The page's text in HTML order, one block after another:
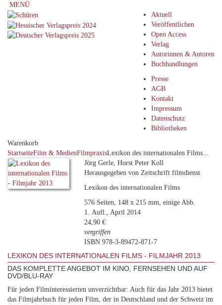
MENÜ
Aktuell
Veröffentlichen
Open Access
Verlag
Autorinnen & Autoren
Buchhandlungen
Presse
AGB
Kontakt
Impressum
Datenschutz
Bibliotheken
Warenkorb
StartseiteFilm & MedienFilmpraxisLexikon des internationalen Films...
Jörg Gerle, Horst Peter Koll
Herausgegeben von Zeitschrift filmdienst
Lexikon des internationalen Films
576 Seiten, 148 x 215 mm, einige Abb.
1. Aufl., April 2014
24,90 €
vergriffen
ISBN 978-3-89472-871-7
LEXIKON DES INTERNATIONALEN FILMS - FILMJAHR 2013
DAS KOMPLETTE ANGEBOT IM KINO, FERNSEHEN UND AUF
DVD/BLU-RAY
Für jeden Filminteressierten unverzichtbar: Auch für das Jahr 2013 bietet
das Filmjahrbuch für jeden Film, der in Deutschland und der Schweiz im